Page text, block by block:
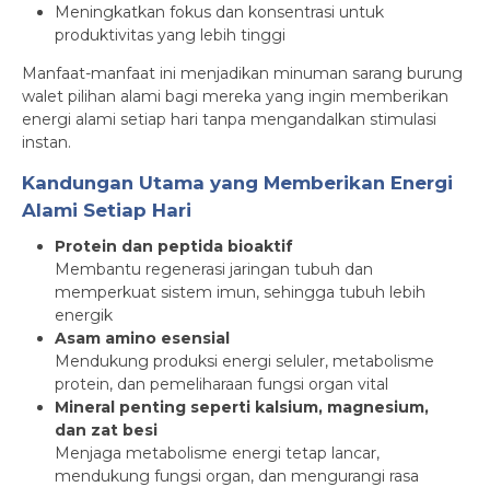
Meningkatkan fokus dan konsentrasi untuk
produktivitas yang lebih tinggi
Manfaat-manfaat ini menjadikan minuman sarang burung
walet pilihan alami bagi mereka yang ingin memberikan
energi alami setiap hari tanpa mengandalkan stimulasi
instan.
Kandungan Utama yang Memberikan Energi
Alami Setiap Hari
Protein dan peptida bioaktif
Membantu regenerasi jaringan tubuh dan
memperkuat sistem imun, sehingga tubuh lebih
energik
Asam amino esensial
Mendukung produksi energi seluler, metabolisme
protein, dan pemeliharaan fungsi organ vital
Mineral penting seperti kalsium, magnesium,
dan zat besi
Menjaga metabolisme energi tetap lancar,
mendukung fungsi organ, dan mengurangi rasa